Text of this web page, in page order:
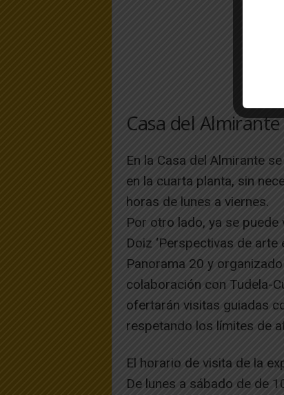
Casa del Almirante
En la Casa del Almirante
en la cuarta planta, sin
horas de lunes a viernes.
Por otro lado, ya se
Doiz ‘Perspectivas de
Panorama 20 y
colaboración con Tudela-
ofertarán visitas guiadas
respetando los límites de
El horario de visita de la
De lunes a sábado de de